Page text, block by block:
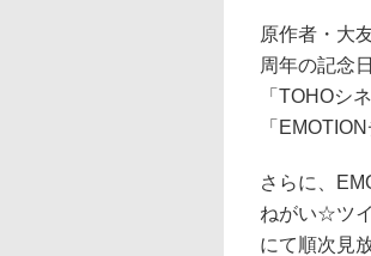
原作者・大
周年の記念
「TOHOシ
「
さらに、
ねがい☆ツ
にて順次見